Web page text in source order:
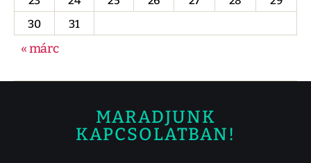
30
31
« márc
MARADJUNK
KAPCSOLATBAN!